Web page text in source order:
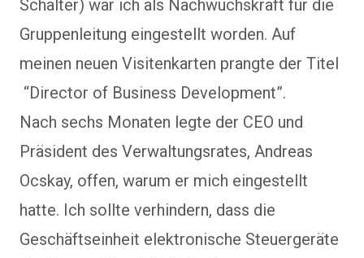
Schalter) war ich als Nachwuchskraft für die
Gruppenleitung eingestellt worden. Auf
meinen neuen Visitenkarten prangte der Titel
“Director of Business Development”.
Nach sechs Monaten legte der CEO und
Präsident des Verwaltungsrates, Andreas
Ocskay, offen, warum er mich eingestellt
hatte. Ich sollte verhindern, dass die
Geschäftseinheit elektronische Steuergeräte